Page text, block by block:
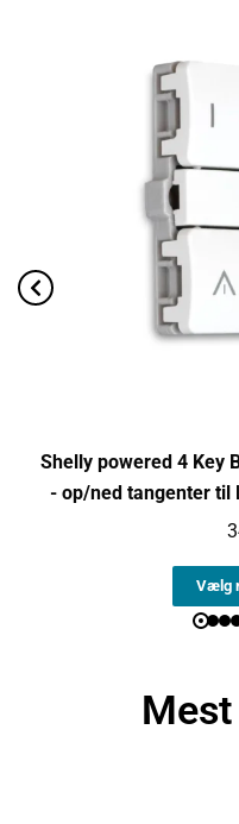
Shelly powered 4 Key
- op/ned tangenter til
Vælg